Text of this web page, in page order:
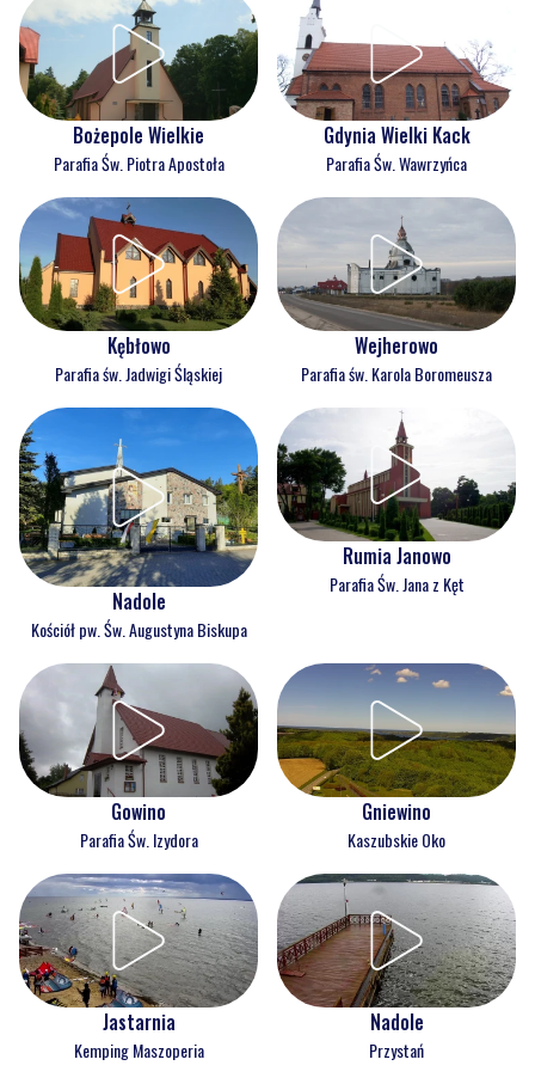
Bożepole Wielkie
Parafia Św. Piotra Apostoła
Gdynia Wielki Kack
Parafia Św. Wawrzyńca
Kębłowo
Parafia św. Jadwigi Śląskiej
Wejherowo
Parafia św. Karola Boromeusza
Nadole
Kościół pw. Św. Augustyna Biskupa
Rumia Janowo
Parafia Św. Jana z Kęt
Gowino
Parafia Św. Izydora
Gniewino
Kaszubskie Oko
Jastarnia
Kemping Maszoperia
Nadole
Przystań